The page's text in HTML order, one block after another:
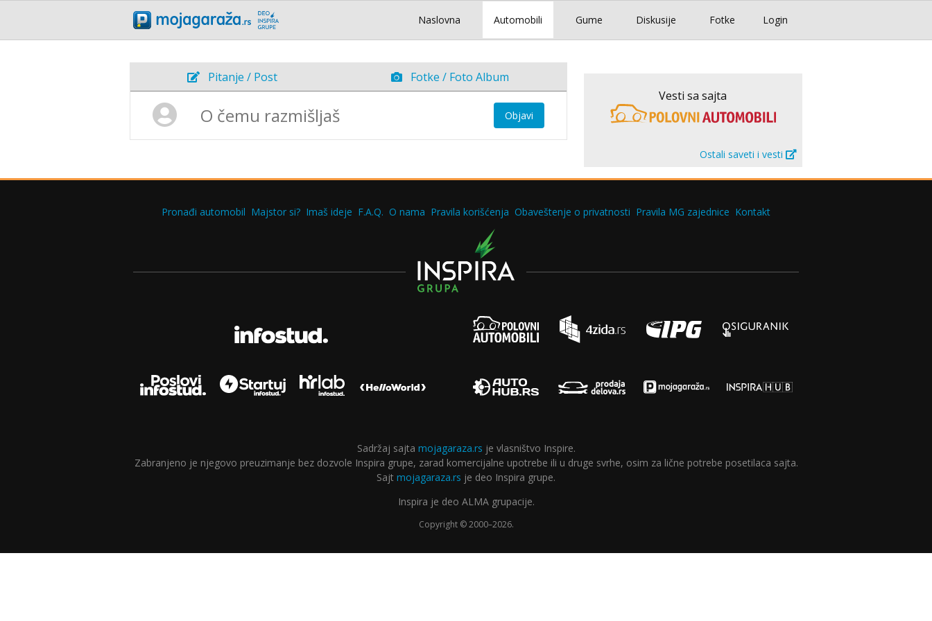
Login
Naslovna Automobili Gume Diskusije Fotke
Pitanje / Post Fotke / Foto Album
Objavi
Vesti sa sajta
Ostali saveti i vesti
Pronađi automobil Majstor si? Imaš ideje F.A.Q. O nama Pravila korišćenja Obaveštenje o privatnosti Pravila MG zajednice Kontakt
Sadržaj sajta mojagaraza.rs je vlasništvo Inspire.
Zabranjeno je njegovo preuzimanje bez dozvole Inspira grupe, zarad komercijalne upotrebe ili u druge svrhe, osim za lične potrebe posetilaca sajta.
Sajt mojagaraza.rs je deo Inspira grupe.
Inspira je deo ALMA grupacije.
Copyright © 2000–2026.